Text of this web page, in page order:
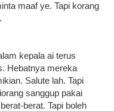
maaf ye. Tapi korang
kepala ai terus
Hebatnya mereka
Salute lah. Tapi
sanggup pakai
berat. Tapi boleh